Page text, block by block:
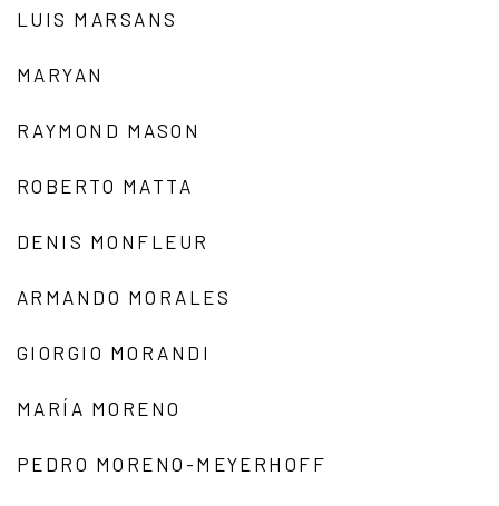
LUIS MARSANS
MARYAN
RAYMOND MASON
ROBERTO MATTA
DENIS MONFLEUR
ARMANDO MORALES
GIORGIO MORANDI
MARÍA MORENO
PEDRO MORENO-MEYERHOFF